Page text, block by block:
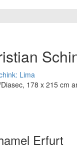
178 x 215 cm
Erfurt